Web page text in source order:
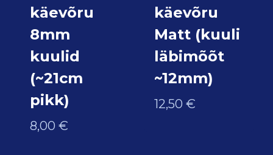
käevõru
8mm
kuulid
(~21cm
pikk)
8,00 €
käevõru
Matt (kuuli
läbimõõt
~12mm)
12,50 €